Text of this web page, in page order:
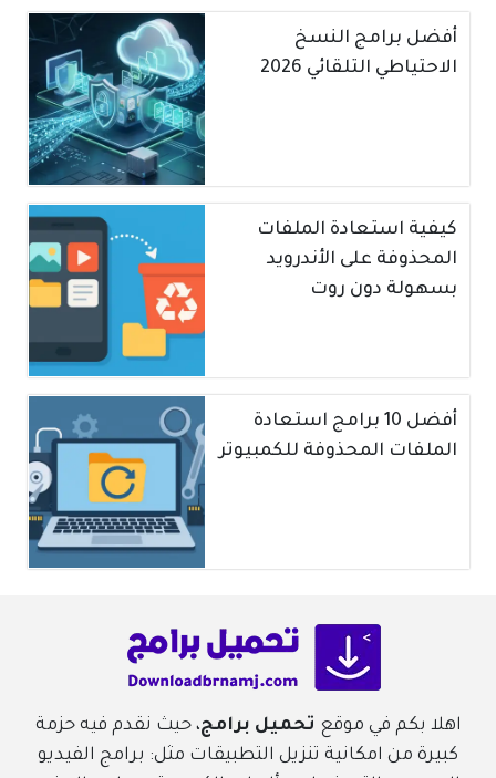
أفضل برامج النسخ
الاحتياطي التلقائي 2026
كيفية استعادة الملفات
المحذوفة على الأندرويد
بسهولة دون روت
أفضل 10 برامج استعادة
الملفات المحذوفة للكمبيوتر
اهلا بكم في موقع تحميل برامج، حيث نقدم فيه حزمة
كبيرة من امكانية تنزيل التطبيقات مثل: برامج الفيديو